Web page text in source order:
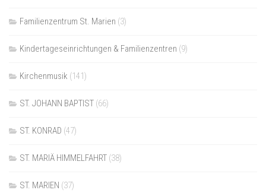
Familienzentrum St. Marien (3)
Kindertageseinrichtungen & Familienzentren (9)
Kirchenmusik (141)
ST. JOHANN BAPTIST (66)
ST. KONRAD (47)
ST. MARIÄ HIMMELFAHRT (38)
ST. MARIEN (37)